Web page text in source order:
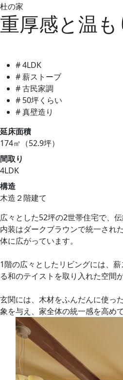
杜の家
重厚感と温
# 4LDK
# 薪ストーブ
# 古民家調
# 50坪くらい
# 真壁造り
延床面積
174㎡（52.9坪）
間取り
4LDK
構造
木造２階建て
広々とした52坪の2世帯住宅で、
内装はダークブラウンで統一され
体に広がっています。
1階の広々としたリビングには、
る和のテイストを取り入れた空間
玄関には、木材をふんだんに使っ
象を与え、家全体の統一感を高めて